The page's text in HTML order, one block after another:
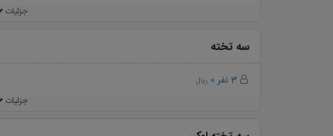
جزئیات
سه تخته
3 نفر 0 ریال
جزئیات